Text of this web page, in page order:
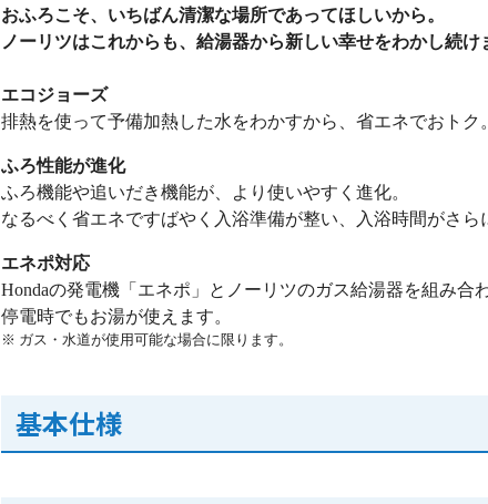
おふろこそ、いちばん清潔な場所であってほしいから。
ノーリツはこれからも、給湯器から新しい幸せをわかし続け
エコジョーズ
排熱を使って予備加熱した水をわかすから、省エネでおトク。
ふろ性能が進化
ふろ機能や追いだき機能が、より使いやすく進化。
なるべく省エネですばやく入浴準備が整い、入浴時間がさら
エネポ対応
Hondaの発電機「エネポ」とノーリツのガス給湯器を組み合
停電時でもお湯が使えます。
※ ガス・水道が使用可能な場合に限ります。
基本仕様